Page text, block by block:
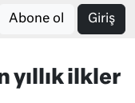
Abone ol Giriş
yıllık ilkler